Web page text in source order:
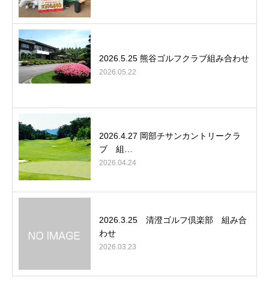
2026.5.25 熊谷ゴルフクラブ組み合わせ
2026.05.22
2026.4.27 岡部チサンカントリークラ
ブ 組…
2026.04.24
2026.3.25 清澄ゴルフ倶楽部 組み合
わせ
2026.03.23